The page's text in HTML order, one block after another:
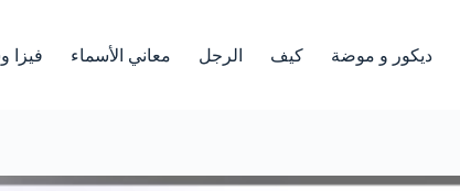
ديكور و موضة كيف الرجل معاني الأسماء فيزا